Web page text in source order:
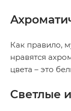
Как правило,
нравятся
цвета – это
Светлые